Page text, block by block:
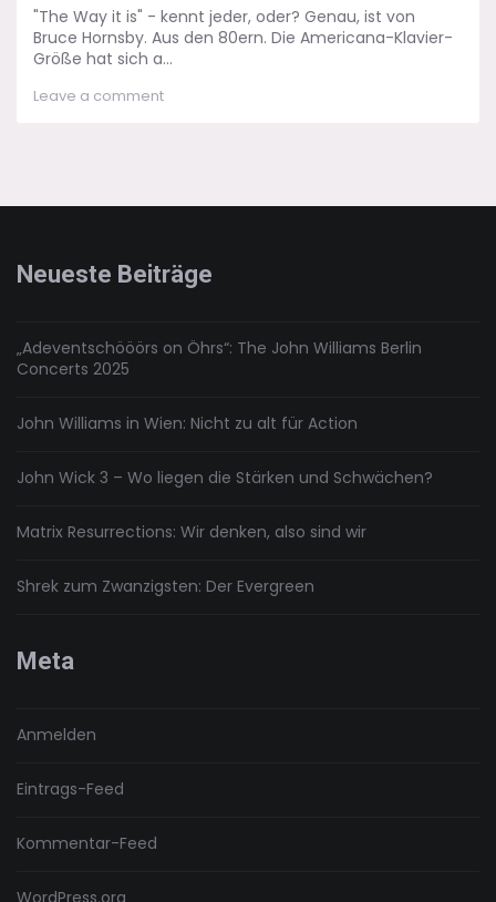
"The Way it is" - kennt jeder, oder? Genau, ist von
Bruce Hornsby. Aus den 80ern. Die Americana-Klavier-
Größe hat sich a...
Leave a commenton
Neueste Beiträge
„Adeventschööörs on Öhrs“: The John Williams Berlin
Concerts 2025
John Williams in Wien: Nicht zu alt für Action
John Wick 3 – Wo liegen die Stärken und Schwächen?
Matrix Resurrections: Wir denken, also sind wir
Shrek zum Zwanzigsten: Der Evergreen
Meta
Anmelden
Eintrags-Feed
Kommentar-Feed
WordPress.org